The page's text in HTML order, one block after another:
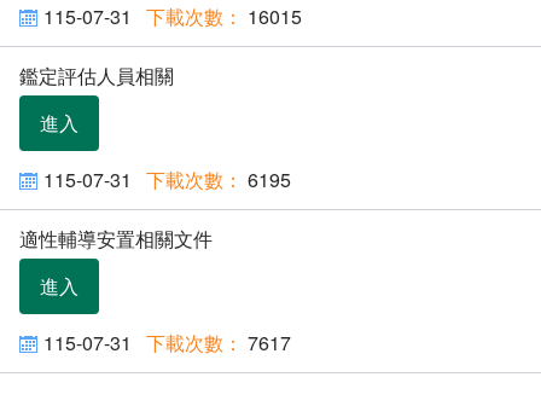
115-07-31 16015
鑑定評估人員相關
進入
115-07-31 6195
適性輔導安置相關文件
進入
115-07-31 7617